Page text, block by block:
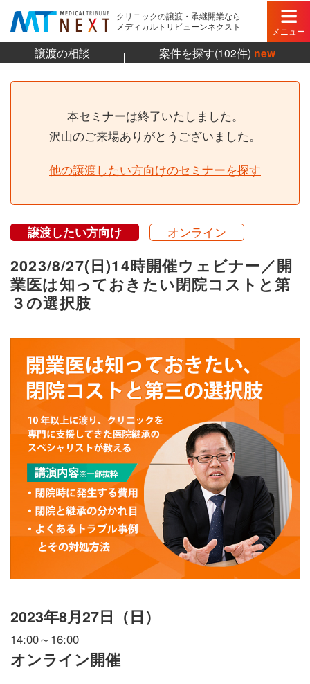
クリニックの譲渡・承継開業なら
メディカルトリビューンネクスト
メニュー
譲渡の相談 案件を探す(102件) new
本セミナーは終了いたしました。
沢山のご来場ありがとうございました。
他の譲渡したい方向けのセミナーを探す
譲渡したい方向け オンライン
2023/8/27(日)14時開催ウェビナー／開
業医は知っておきたい閉院コストと第
３の選択肢
2023年8月27日（日）
14:00～16:00
オンライン開催